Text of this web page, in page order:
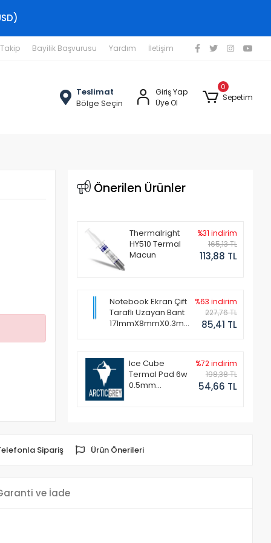
Bayilik Başvurusu Yardım İletişim
Teslimat
Bölge Seçin
Giriş Yap
Üye Ol
0
Sepetim
Önerilen Ürünler
Thermalright
HY510 Termal
Macun
%31 indirim
165,13 TL
113,88 TL
Notebook Ekran Çift
Taraflı Uzayan Bant
171mmX8mmX0.3mm
%63 indirim
227,76 TL
85,41 TL
Ice Cube
Termal Pad 6w
0.5mm
%72 indirim
198,38 TL
54,66 TL
Sipariş Ürün Önerileri
ve İade